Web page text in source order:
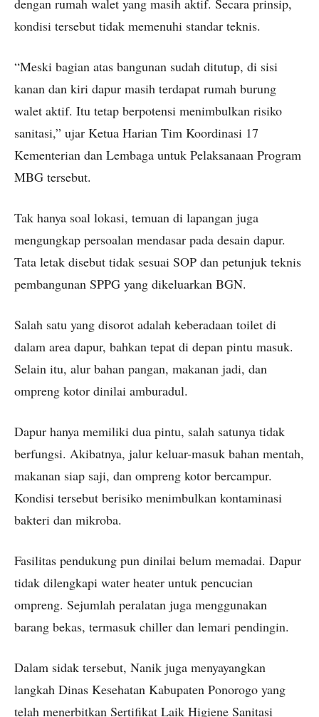
dengan rumah walet yang masih aktif. Secara prinsip,
kondisi tersebut tidak memenuhi standar teknis.
“Meski bagian atas bangunan sudah ditutup, di sisi
kanan dan kiri dapur masih terdapat rumah burung
walet aktif. Itu tetap berpotensi menimbulkan risiko
sanitasi,” ujar Ketua Harian Tim Koordinasi 17
Kementerian dan Lembaga untuk Pelaksanaan Program
MBG tersebut.
Tak hanya soal lokasi, temuan di lapangan juga
mengungkap persoalan mendasar pada desain dapur.
Tata letak disebut tidak sesuai SOP dan petunjuk teknis
pembangunan SPPG yang dikeluarkan BGN.
Salah satu yang disorot adalah keberadaan toilet di
dalam area dapur, bahkan tepat di depan pintu masuk.
Selain itu, alur bahan pangan, makanan jadi, dan
ompreng kotor dinilai amburadul.
Dapur hanya memiliki dua pintu, salah satunya tidak
berfungsi. Akibatnya, jalur keluar-masuk bahan mentah,
makanan siap saji, dan ompreng kotor bercampur.
Kondisi tersebut berisiko menimbulkan kontaminasi
bakteri dan mikroba.
Fasilitas pendukung pun dinilai belum memadai. Dapur
tidak dilengkapi water heater untuk pencucian
ompreng. Sejumlah peralatan juga menggunakan
barang bekas, termasuk chiller dan lemari pendingin.
Dalam sidak tersebut, Nanik juga menyayangkan
langkah Dinas Kesehatan Kabupaten Ponorogo yang
telah menerbitkan Sertifikat Laik Higiene Sanitasi